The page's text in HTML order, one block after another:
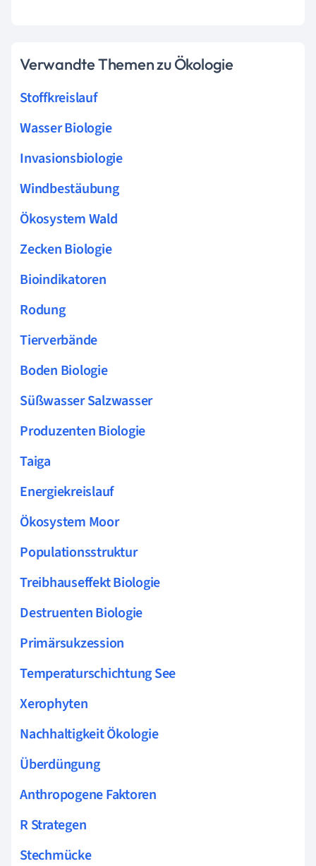
Verwandte Themen zu Ökologie
Stoffkreislauf
Wasser Biologie
Invasionsbiologie
Windbestäubung
Ökosystem Wald
Zecken Biologie
Bioindikatoren
Rodung
Tierverbände
Boden Biologie
Süßwasser Salzwasser
Produzenten Biologie
Taiga
Energiekreislauf
Ökosystem Moor
Populationsstruktur
Treibhauseffekt Biologie
Destruenten Biologie
Primärsukzession
Temperaturschichtung See
Xerophyten
Nachhaltigkeit Ökologie
Überdüngung
Anthropogene Faktoren
R Strategen
Stechmücke